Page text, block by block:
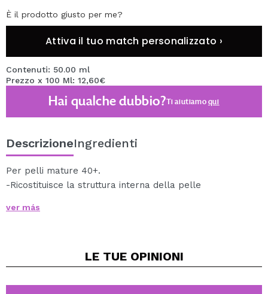
È il prodotto giusto per me?
Attiva il tuo match personalizzato ›
Contenuti: 50.00 ml
Prezzo x 100 Ml: 12,60€
Hai qualche dubbio?Ti aiutiamoqui
DescrizioneIngredienti
Per pelli mature 40+.
-Ricostituisce la struttura interna della pelle
profonde
movimenti circolari. Durante il giorno è raccomandabile
Principi attivi: vitamina E, D-pantenolo, acido ursolico.
ver más
LE TUE OPINIONI